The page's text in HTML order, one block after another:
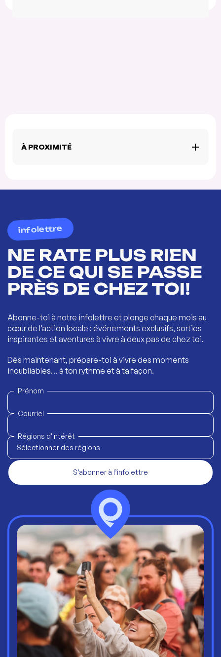
À PROXIMITÉ
infolettre
NE RATE PLUS RIEN
DE CE QUI SE PASSE
PRÈS DE CHEZ TOI!
Abonne-toi à notre infolettre et plonge chaque mois au
cœur de l’action locale : événements exclusifs, sorties
inspirantes et aventures à vivre à deux pas de chez toi.
Dès maintenant, prépare-toi à vivre des moments
inoubliables… à ton rythme et à ta façon.
Prénom
Courriel
Régions d'intérêt
Sélectionner des régions
S’abonner à l’infolettre